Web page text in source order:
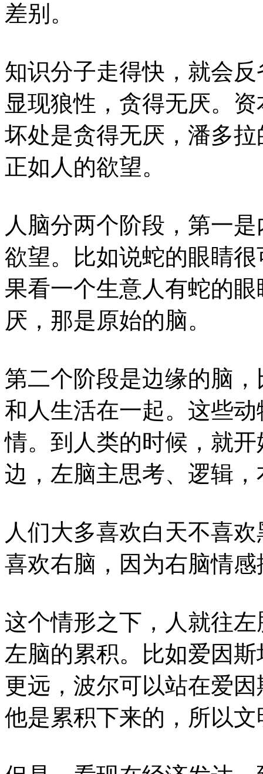
差别。
知识分子走得快，就会
显现狼性，贪得无厌。
坏处是贪得无厌，潘多
正如人的欲望。
人脑分两个阶段，第一
欲望。比如说蛇的眼睛
果看一个生意人有蛇的
厌，那是原始的脑。
第二个阶段是边缘的脑
和人生活在一起。这些
情。到人类的时候，就
边，左脑主思考、逻辑
人们大多喜欢白天不喜
喜欢右脑，因为右脑情
这个情形之下，人就往
左脑的累积。比如爱因
更远，波尔可以站在爱
他是累积下来的，所以